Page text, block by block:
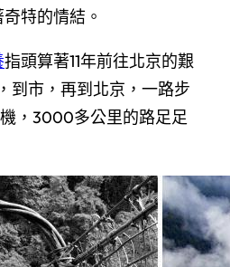
特的情結。
指頭算著11年前往北京的艱
到市，再到北京，一路步
，3000多公里的路足足